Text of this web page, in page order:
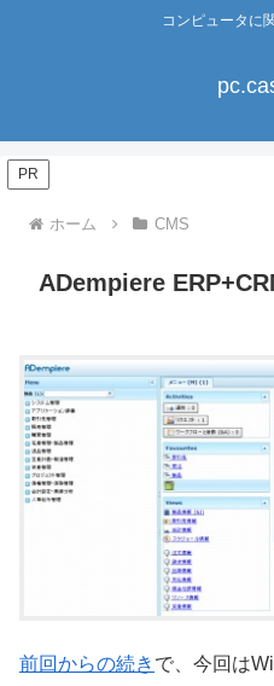
コンピュータに
PR
ホーム CMS
ADempiere
前回からの続き で、今回は